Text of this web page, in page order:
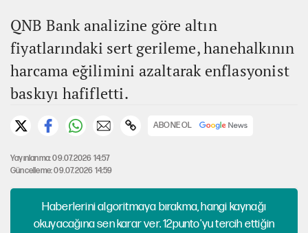
QNB Bank analizine göre altın
fiyatlarındaki sert gerileme, hanehalkının
harcama eğilimini azaltarak enflasyonist
baskıyı hafifletti.
ABONE OL
Yayınlanma: 09.07.2026 14:57
Güncelleme: 09.07.2026 14:59
Haberlerini algoritmaya bırakma, hangi kaynağı
okuyacağına sen karar ver. 12punto'yu tercih ettiğin